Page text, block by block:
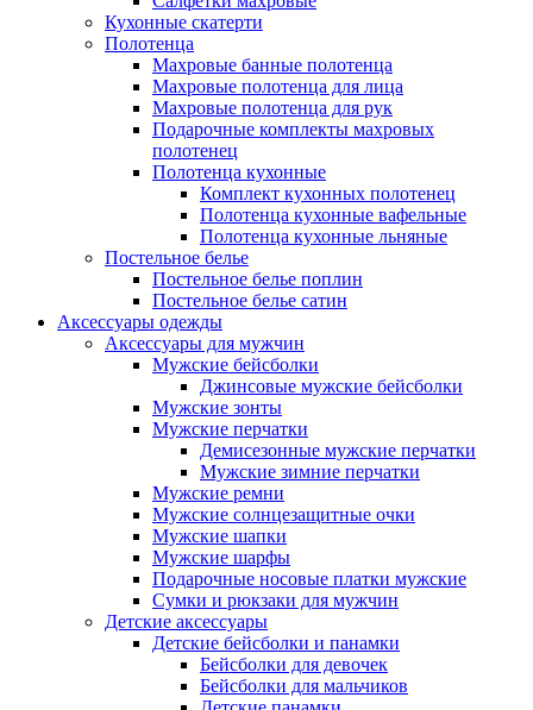
Кухонные скатерти
Полотенца
Махровые банные полотенца
Махровые полотенца для лица
Махровые полотенца для рук
Подарочные комплекты махровых
полотенец
Полотенца кухонные
Комплект кухонных полотенец
Полотенца кухонные вафельные
Полотенца кухонные льняные
Постельное белье
Постельное белье поплин
Постельное белье сатин
Аксессуары одежды
Аксессуары для мужчин
Мужские бейсболки
Джинсовые мужские бейсболки
Мужские зонты
Мужские перчатки
Демисезонные мужские перчатки
Мужские зимние перчатки
Мужские ремни
Мужские солнцезащитные очки
Мужские шапки
Мужские шарфы
Подарочные носовые платки мужские
Сумки и рюкзаки для мужчин
Детские аксессуары
Детские бейсболки и панамки
Бейсболки для девочек
Бейсболки для мальчиков